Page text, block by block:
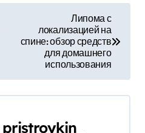
Липома с
локализацией на
спине: обзор средств
для домашнего
использования
pristroykin_